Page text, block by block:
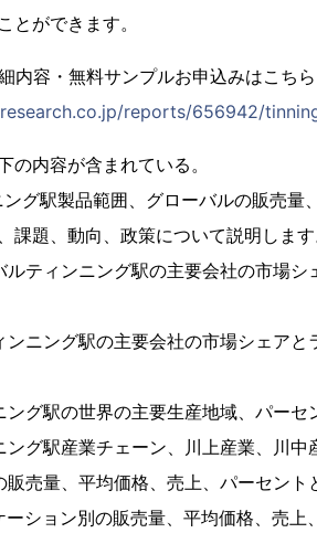
とができます。
内容・無料サンプルお申込みはこちら
reports/656942/
の内容が含まれている。
グ駅製品範囲、グローバルの販売
課題、動向、政策について説明します
ティンニング駅の主要会社の市場
ンニング駅の主要会社の市場シェア
グ駅の世界の主要生産地域、パーセ
グ駅産業チェーン、川上産業、川中
売量、平均価格、売上、パーセント
ション別の販売量、平均価格、売上